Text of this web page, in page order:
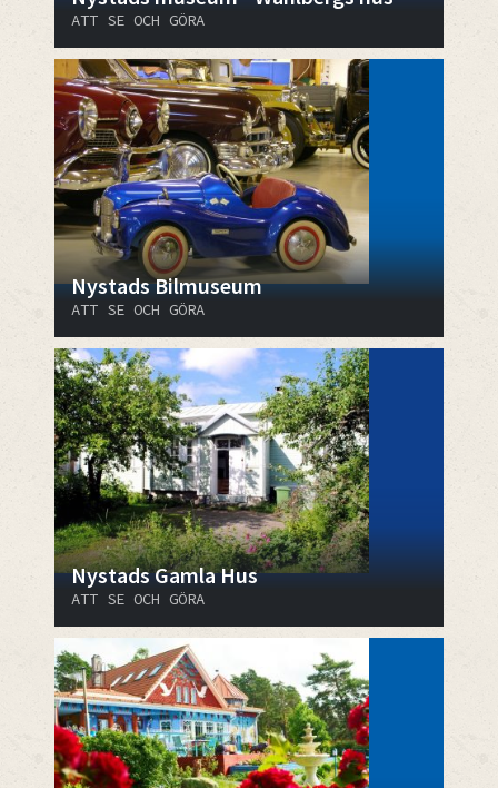
ATT SE OCH GÖRA
Nystads Bilmuseum
ATT SE OCH GÖRA
Nystads Gamla Hus
ATT SE OCH GÖRA